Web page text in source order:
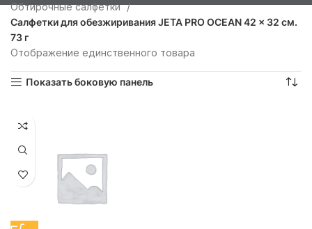
Обтирочные салфетки
Салфетки для обезжиривания JETA PRO OCEAN 42 x 32 см.
73 г
Отображение единственного товара
Показать боковую панель